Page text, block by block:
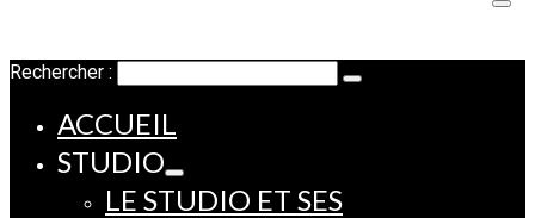
Rechercher :
ACCUEIL
STUDIO
LE STUDIO ET SES